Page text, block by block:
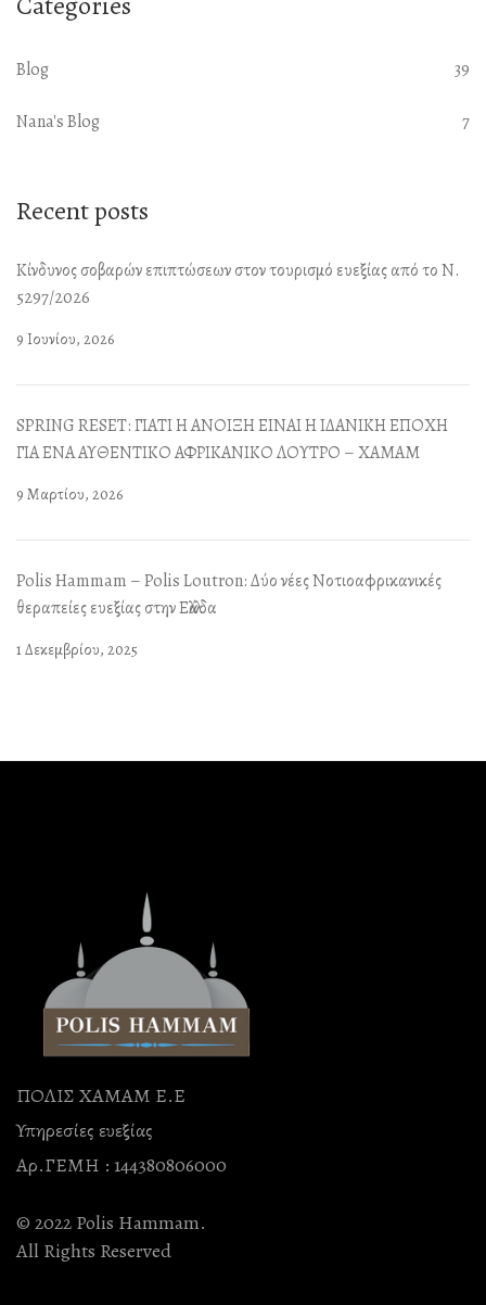
Blog 39
Nana's Blog 7
Recent posts
Κίνδυνος σοβαρών επιπτώσεων στον τουρισμό ευεξίας από το Ν.
5297/2026
9 Ιουνίου, 2026
SPRING RESET: ΓΙΑΤΙ Η ΑΝΟΙΞΗ ΕΙΝΑΙ Η ΙΔΑΝΙΚΗ ΕΠΟΧΗ
ΓΙΑ ΕΝΑ ΑΥΘΕΝΤΙΚΟ ΑΦΡΙΚΑΝΙΚΟ ΛΟΥΤΡΟ – ΧΑΜΑΜ
9 Μαρτίου, 2026
Polis Hammam – Polis Loutron: Δύο νέες Νοτιοαφρικανικές
θεραπείες ευεξίας στην Ελλάδα
1 Δεκεμβρίου, 2025
ΠΟΛΙΣ ΧΑΜΑΜ Ε.Ε
Υπηρεσίες ευεξίας
Αρ.ΓΕΜΗ : 144380806000
© 2022 Polis Hammam.
All Rights Reserved